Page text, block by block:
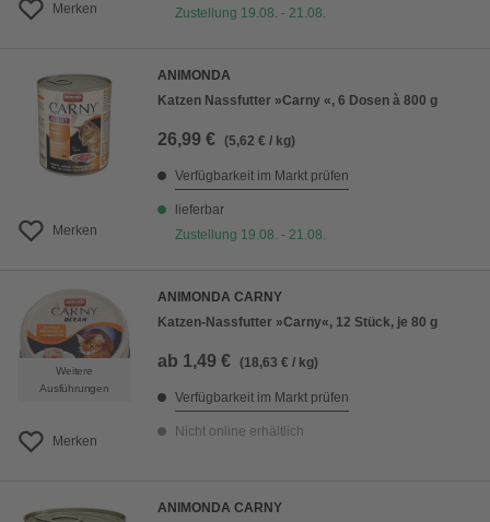
Merken
Zustellung 19.08. - 21.08.
Merken
ANIMONDA
Katzen Nassfutter »Carny «, 6 Dosen à 800 g
26,99 € (5,62 € / kg)
Verfügbarkeit im Markt prüfen
lieferbar
Zustellung 19.08. - 21.08.
Weitere
Ausführungen
Merken
ANIMONDA CARNY
Katzen-Nassfutter »Carny«, 12 Stück, je 80 g
ab 1,49 € (18,63 € / kg)
Verfügbarkeit im Markt prüfen
Nicht online erhältlich
ANIMONDA CARNY